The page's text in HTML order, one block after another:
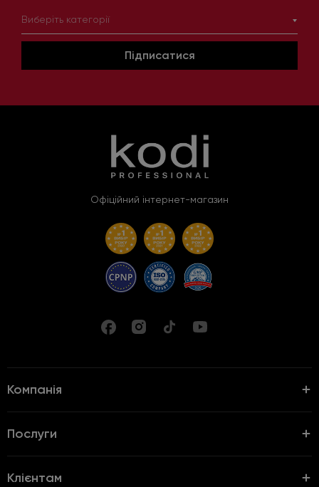
Виберіть категорії
Підписатися
Офіційний інтернет-магазин
Компанія
Послуги
Клієнтам